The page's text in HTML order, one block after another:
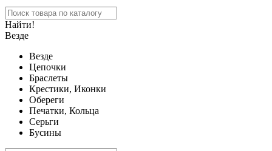
Найти!
Везде
Везде
Цепочки
Браслеты
Крестики, Иконки
Обереги
Печатки, Кольца
Серьги
Бусины